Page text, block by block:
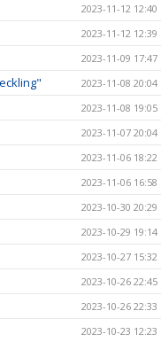
2023-11-12 12:40
2023-11-12 12:39
2023-11-09 17:47
2023-11-08 20:04
2023-11-08 19:05
2023-11-07 20:04
2023-11-06 18:22
2023-11-06 16:58
2023-10-30 20:29
2023-10-29 19:14
2023-10-27 15:32
2023-10-26 22:45
2023-10-26 22:33
2023-10-23 12:23